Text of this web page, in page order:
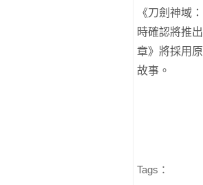
《刀劍神域
時確認將推
章》將採用
故事。
Tags：